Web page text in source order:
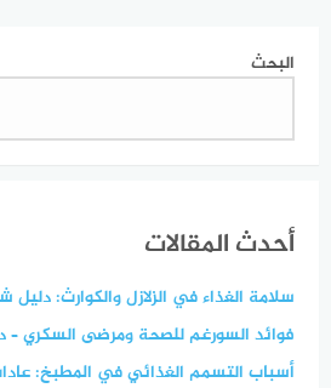
البحث
أحدث المقالات
سلامة الغذاء في الزلازل والكوارث: دليل
فوائد السورغم للصحة ومرضى السكري –
أسباب التسمم الغذائي في المطبخ: